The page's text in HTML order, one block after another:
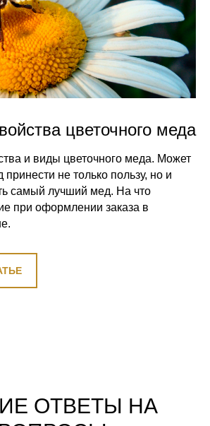
цветочного меда
и виды цветочного меда. Может
не только пользу, но и
самый лучший мед. На что
при оформлении заказа в
ОТВЕТЫ НА